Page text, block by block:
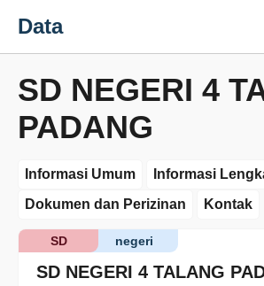
Data
SD NEGERI 4
PADANG
Informasi Umum
Informasi
Dokumen dan Perizinan
Kontak
SD NEGERI 4 TALANG
negeri
SD